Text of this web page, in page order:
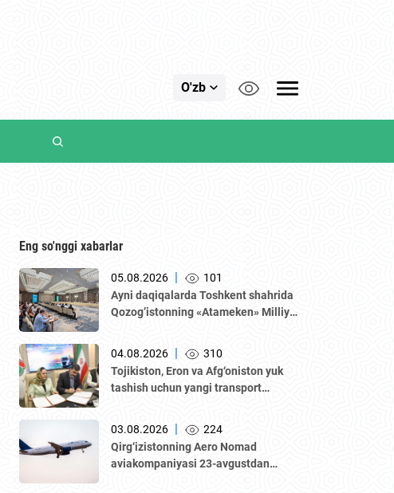
O'zb
Eng so'nggi xabarlar
05.08.2026 |
101
Аyni daqiqalarda Toshkent shahrida
Qozogʼistonning «Аtameken» Milliy
delegatsiya ishtirokida Oʼzbekiston–
Qozogʼiston biznes-forumi va B2B
muzokaralari boʼlib oʼtmoqda.
04.08.2026 |
310
Tojikiston, Eron va Afg‘oniston yuk
tashish uchun yangi transport
03.08.2026 |
224
Qirg‘izistonning Aero Nomad
aviakompaniyasi 23-avgustdan